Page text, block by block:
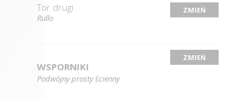
Tor drugi
Rullo
ZMIEŃ
WSPORNIKI
Podwójny prosty ścienny
ZMIEŃ